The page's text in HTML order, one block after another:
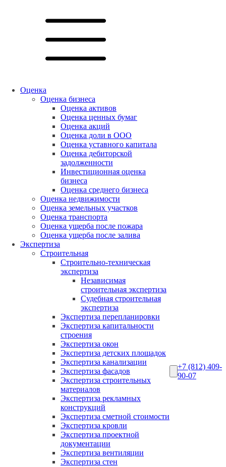
Оценка
Оценка бизнеса
Оценка активов
Оценка ценных бумаг
Оценка акций
Оценка доли в ООО
Оценка уставного капитала
Оценка дебиторской
задолженности
Инвестиционная оценка
бизнеса
Оценка среднего бизнеса
Оценка недвижимости
Оценка земельных участков
Оценка транспорта
Оценка ущерба после пожара
Оценка ущерба после залива
Экспертиза
Строительная
Строительно-техническая
экспертиза
Независимая
строительная экспертиза
Судебная строительная
экспертиза
Экспертиза перепланировки
Экспертиза капитальности
строения
Экспертиза окон
Экспертиза детских площадок
Экспертиза канализации
Экспертиза фасадов
Экспертиза строительных
материалов
Экспертиза рекламных
конструкций
Экспертиза сметной стоимости
Экспертиза кровли
Экспертиза проектной
документации
Экспертиза вентиляции
Экспертиза стен
+7 (812) 409-
90-07